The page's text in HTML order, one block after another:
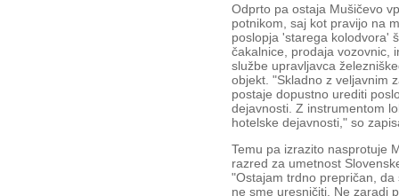
Odprto pa ostaja Mušičevo
potnikom, saj kot pravijo na
poslopja 'starega kolodvora'
čakalnice, prodaja vozovnic,
službe upravljavca
objekt. "Skladno z veljavnim
postaje dopustno urediti
dejavnosti. Z instrumentom
hotelske dejavnosti," so
Temu pa izrazito nasprotuje
razred za umetnost
"Ostajam trdno prepričan,
ne sme uresničiti. Ne zaradi